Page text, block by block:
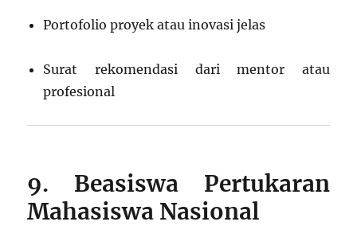
Portofolio proyek atau inovasi jelas
Surat rekomendasi dari mentor atau
profesional
9. Beasiswa Pertukaran
Mahasiswa Nasional